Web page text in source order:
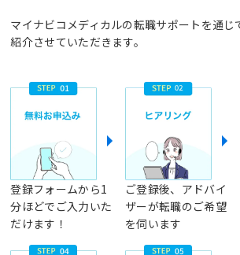
マイナビコメディカルの転職サポートを通じ
紹介させていただきます。
登録フォームから1
分ほどでご入力いた
だけます！
ご登録後、アドバイ
ザーが転職のご希望
を伺います